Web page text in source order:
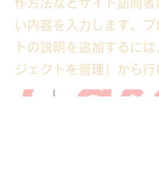
作方法などサイト訪問者
い内容を入力します。プ
トの説明を追加するには
ジェクトを管理」から行